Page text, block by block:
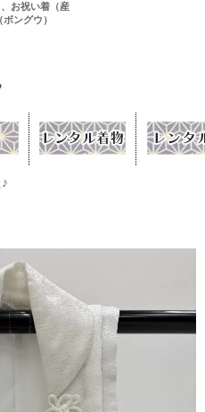
お祝い着（産
ングウ）